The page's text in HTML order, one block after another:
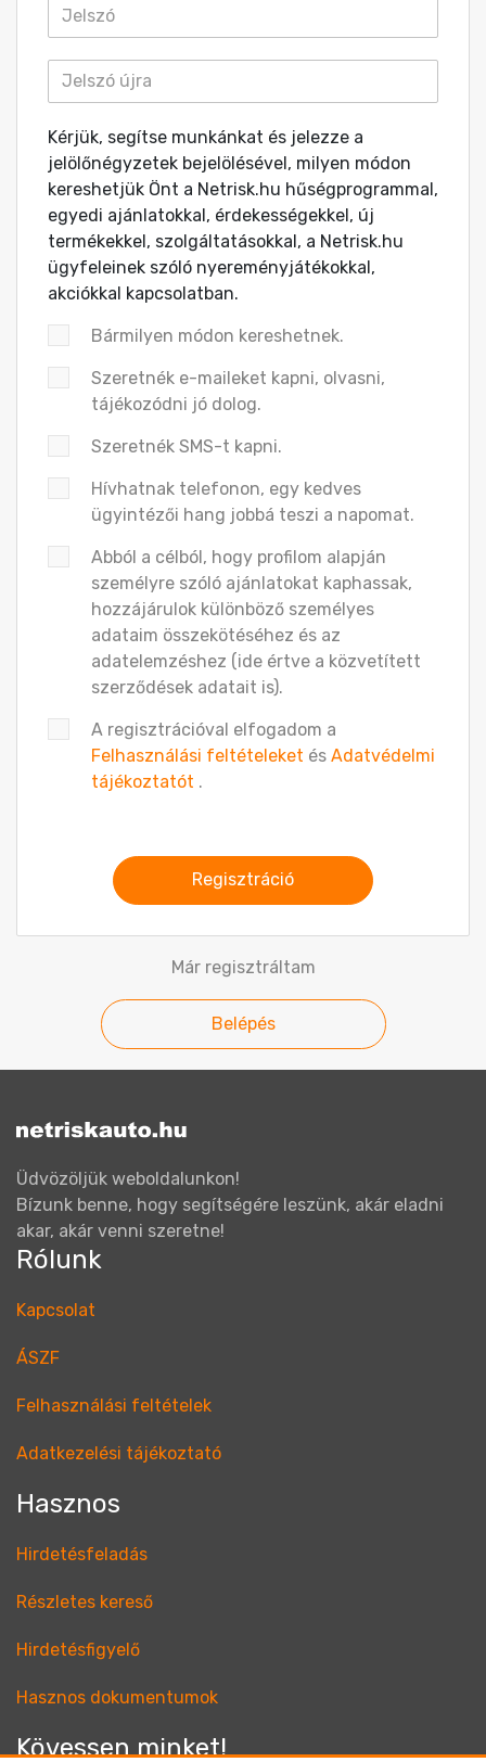
Kérjük, segítse munkánkat és jelezze a
jelölőnégyzetek bejelölésével, milyen módon
kereshetjük Önt a Netrisk.hu hűségprogrammal,
egyedi ajánlatokkal, érdekességekkel, új
termékekkel, szolgáltatásokkal, a Netrisk.hu
ügyfeleinek szóló nyereményjátékokkal,
akciókkal kapcsolatban.
Bármilyen módon kereshetnek.
Szeretnék e-maileket kapni, olvasni,
tájékozódni jó dolog.
Szeretnék SMS-t kapni.
Hívhatnak telefonon, egy kedves
ügyintézői hang jobbá teszi a napomat.
Abból a célból, hogy profilom alapján
személyre szóló ajánlatokat kaphassak,
hozzájárulok különböző személyes
adataim összekötéséhez és az
adatelemzéshez (ide értve a közvetített
szerződések adatait is).
A regisztrációval elfogadom a
Felhasználási feltételeket és Adatvédelmi
tájékoztatót .
Regisztráció
Már regisztráltam
Belépés
Üdvözöljük weboldalunkon!
Bízunk benne, hogy segítségére leszünk, akár eladni
akar, akár venni szeretne!
Rólunk
Kapcsolat
ÁSZF
Felhasználási feltételek
Adatkezelési tájékoztató
Hasznos
Hirdetésfeladás
Részletes kereső
Hirdetésfigyelő
Hasznos dokumentumok
Kövessen minket!